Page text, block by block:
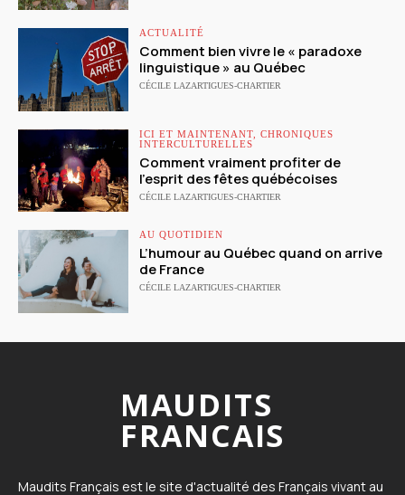
ACTUALITÉ
Comment bien vivre le « paradoxe
linguistique » au Québec
CÉCILE LAZARTIGUES-CHARTIER
ICI ET MAINTENANT, CHRONIQUES
INTERCULTURELLES
Comment vraiment profiter de
l’esprit des fêtes québécoises
CÉCILE LAZARTIGUES-CHARTIER
AU QUOTIDIEN
L’humour au Québec quand on arrive
de France
CÉCILE LAZARTIGUES-CHARTIER
MAUDITS
FRANCAIS
Maudits Français est le site d'actualité des Français vivant au